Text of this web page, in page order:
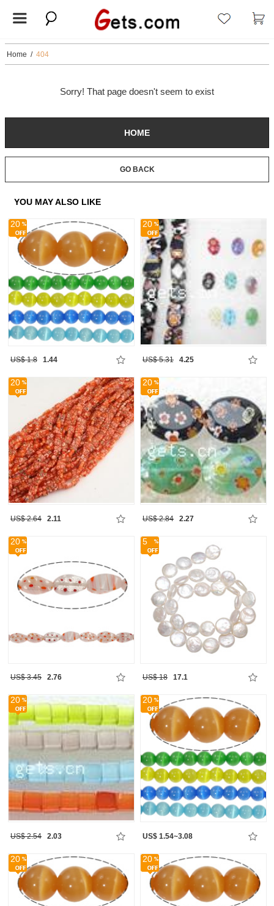
Home / 404
Sorry! That page doesn't seem to exist
HOME
GO BACK
YOU MAY ALSO LIKE
20
US$ 1.8 1.44
20
US$ 5.31 4.25
20
US$ 2.64 2.11
20
US$ 2.84 2.27
20
US$ 3.45 2.76
5
US$ 18 17.1
20
US$ 2.54 2.03
20
US$ 1.54~3.08
20 20